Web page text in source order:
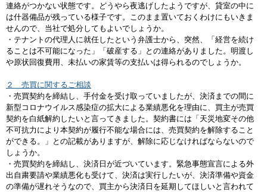
連絡がつかない状態です。どうやら夜逃げしたようですが、貸室の中に
は什器備品が残っている様子です。このまま置いておくわけにもいきま
せんので、当社で処分してもよいでしょうか。
・テナントの代理人に就任したという弁護士から、突然、「経営を続け
ることは不可能になった」「破産する」との連絡がありました。明渡し
や原状回復費用、未払いの家賃等の支払いは得られるのでしょうか。
２ 売買に関するご相談
・売買契約を締結し、手付金を受け取っていましたが、決済までの間に
新型コロナウイルス感染症の拡大による業績悪化を理由に、買主が売買
契約を白紙解約したいと言ってきました。契約書には「天災地変その他
不可抗力により本契約が履行不能な場合には、売買契約を解除すること
ができる。」との記載がありますが、解除に応じなければならないので
しょうか。
・売買契約を締結し、決済日が近づいています。緊急事態宣言による外
出自粛要請や業績悪化も受けて、決済は実行したいが、決済準備や資金
の準備が遅れそうなので、買主から決済日を延期してほしいと言われて